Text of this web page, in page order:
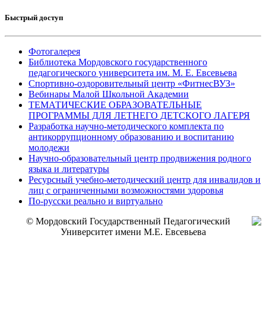
Быстрый доступ
Фотогалерея
Библиотека Мордовского государственного
педагогического университета им. М. Е. Евсевьева
Спортивно-оздоровительный центр «ФитнесВУЗ»
Вебинары Малой Школьной Академии
ТЕМАТИЧЕСКИЕ ОБРАЗОВАТЕЛЬНЫЕ
ПРОГРАММЫ ДЛЯ ЛЕТНЕГО ДЕТСКОГО ЛАГЕРЯ
Разработка научно-методического комплекта по
антикоррупционному образованию и воспитанию
молодежи
Научно-образовательный центр продвижения родного
языка и литературы
Ресурсный учебно-методический центр для инвалидов и
лиц с ограниченными возможностями здоровья
По-русски реально и виртуально
© Мордовский Государственный Педагогический
Университет имени М.Е. Евсевьева